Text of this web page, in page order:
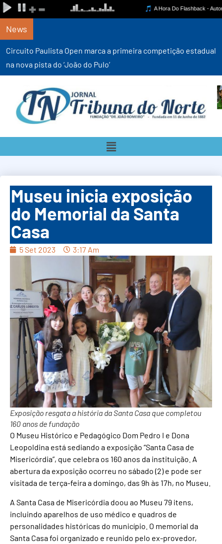
News
Circuito Paulista Open marca a primeira competição estadual
na nova pista do ‘João do Pulo’
Museu inicia exposição
do Memorial da Santa
Casa
5 Set 2023 3:17 Am
Exposição resgata a história da Santa Casa que completou
160 anos de fundação
O Museu Histórico e Pedagógico Dom Pedro I e Dona
Leopoldina está sediando a exposição “Santa Casa de
Misericórdia”, que celebra os 160 anos da instituição. A
abertura da exposição ocorreu no sábado (2) e pode ser
visitada de terça-feira a domingo, das 9h às 17h, no Museu.
A Santa Casa de Misericórdia doou ao Museu 79 itens,
incluindo aparelhos de uso médico e quadros de
personalidades históricas do município. O memorial da
Santa Casa foi organizado e reunido pelo ex-provedor,